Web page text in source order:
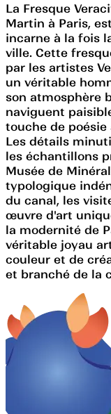
La Fresque
Martin à Paris,
incarne à la fois
ville. Cette
par les artistes
un véritable
son atmosphère
naviguent
touche de
Les détails
les échantillons
Musée de
typologique
du canal, les
œuvre d'art
la modernité de
véritable joyau
couleur et de
et branché de la